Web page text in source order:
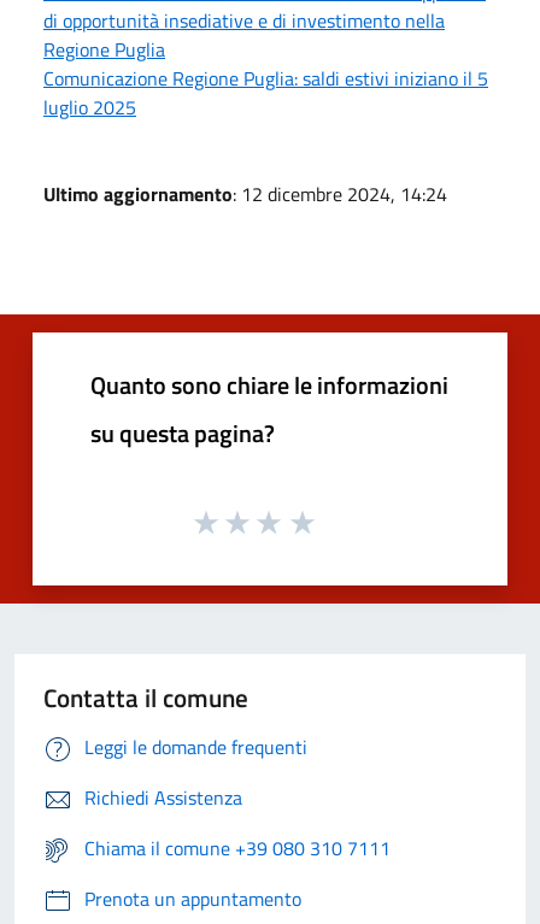
di opportunità insediative e di investimento nella
Regione Puglia
Comunicazione Regione Puglia: saldi estivi iniziano il 5
luglio 2025
Ultimo aggiornamento: 12 dicembre 2024, 14:24
Quanto sono chiare le informazioni
su questa pagina?
Contatta il comune
Leggi le domande frequenti
Richiedi Assistenza
Chiama il comune +39 080 310 7111
Prenota un appuntamento